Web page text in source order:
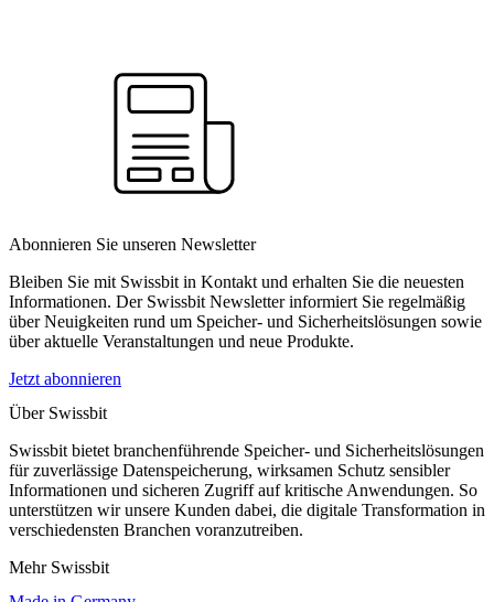
Abonnieren Sie unseren Newsletter
Bleiben Sie mit Swissbit in Kontakt und erhalten Sie die neuesten
Informationen. Der Swissbit Newsletter informiert Sie regelmäßig
über Neuigkeiten rund um Speicher- und Sicherheitslösungen sowie
über aktuelle Veranstaltungen und neue Produkte.
Jetzt abonnieren
Über Swissbit
Swissbit bietet branchenführende Speicher- und Sicherheitslösungen
für zuverlässige Datenspeicherung, wirksamen Schutz sensibler
Informationen und sicheren Zugriff auf kritische Anwendungen. So
unterstützen wir unsere Kunden dabei, die digitale Transformation in
verschiedensten Branchen voranzutreiben.
Mehr Swissbit